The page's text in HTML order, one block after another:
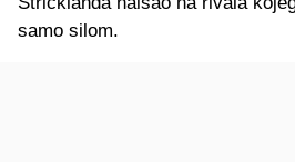
samo silom.